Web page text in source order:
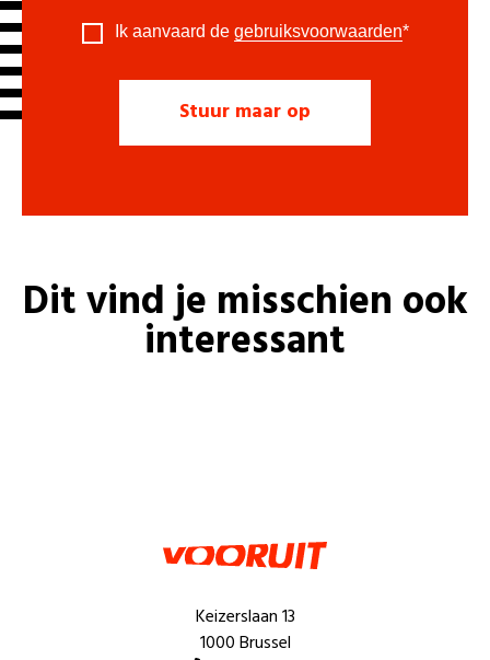
Ik aanvaard de gebruiksvoorwaarden*
Dit vind je misschien ook
interessant
Keizerslaan 13
1000 Brussel